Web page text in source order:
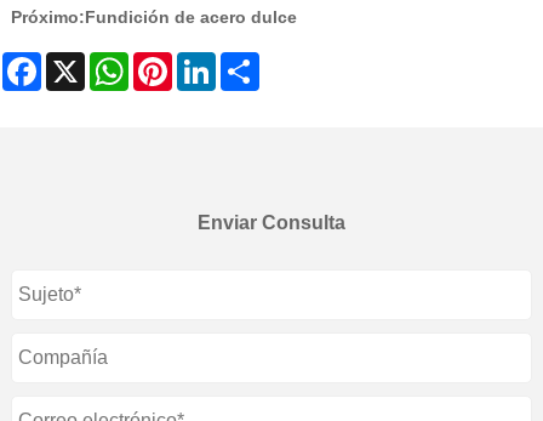
Próximo:Fundición de acero dulce
Facebook
X WhatsAppPinterestLinkedIn
Enviar Consulta